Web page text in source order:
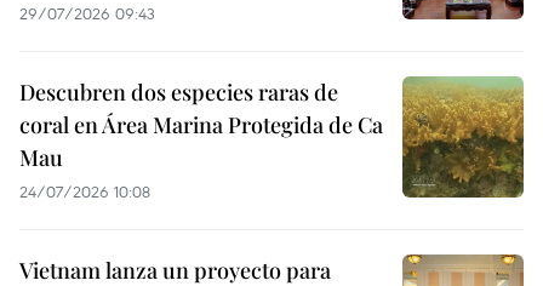
29/07/2026 09:43
Descubren dos especies raras de
coral en Área Marina Protegida de Ca
Mau
24/07/2026 10:08
Vietnam lanza un proyecto para